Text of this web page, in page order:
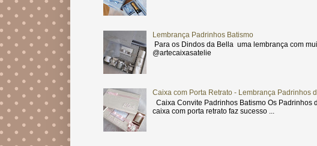
Lembrança Padrinhos Batismo
Para os Dindos da Bella uma lembrança com
@artecaixasatelie
Caixa com Porta Retrato - Lembrança Padrinhos
Caixa Convite Padrinhos Batismo Os Padrinhos
caixa com porta retrato faz sucesso ...